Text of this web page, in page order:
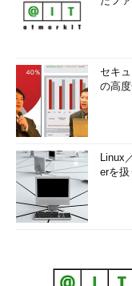
セキ
の高
Linux
erを扱